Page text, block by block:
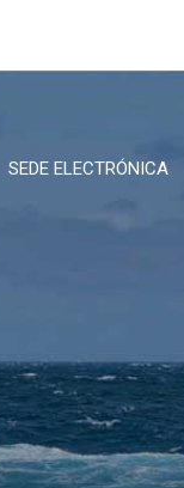
SEDE ELECTRÓNICA